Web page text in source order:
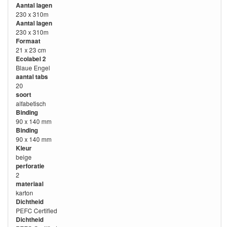
Aantal lagen
230 x 310m
Aantal lagen
230 x 310m
Formaat
21 x 23 cm
Ecolabel 2
Blaue Engel
aantal tabs
20
soort
alfabetisch
Binding
90 x 140 mm
Binding
90 x 140 mm
Kleur
beige
perforatie
2
materiaal
karton
Dichtheid
PEFC Certified
Dichtheid